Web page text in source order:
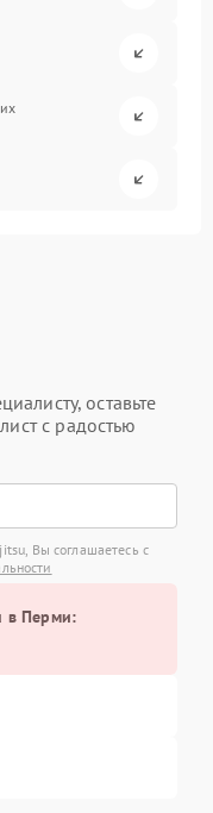
оставьте
с радостью
Вы соглашаетесь с
в Перми: